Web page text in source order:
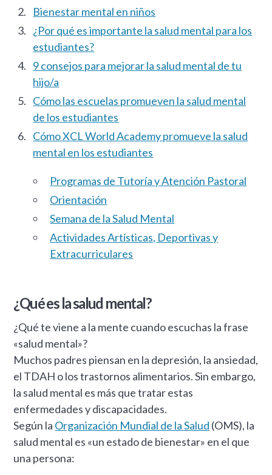
Bienestar mental en niños
¿Por qué es importante la salud mental para los
estudiantes?
9 consejos para mejorar la salud mental de tu
hijo/a
Cómo las escuelas promueven la salud mental
de los estudiantes
Cómo XCL World Academy promueve la salud
mental en los estudiantes
Programas de Tutoría y Atención Pastoral
Orientación
Semana de la Salud Mental
Actividades Artísticas, Deportivas y
Extracurriculares
¿Qué es la salud mental?
¿Qué te viene a la mente cuando escuchas la frase
«salud mental»?
Muchos padres piensan en la depresión, la ansiedad,
el TDAH o los trastornos alimentarios. Sin embargo,
la salud mental es más que tratar estas
enfermedades y discapacidades.
Según la Organización Mundial de la Salud (OMS), la
salud mental es «un estado de bienestar» en el que
una persona: